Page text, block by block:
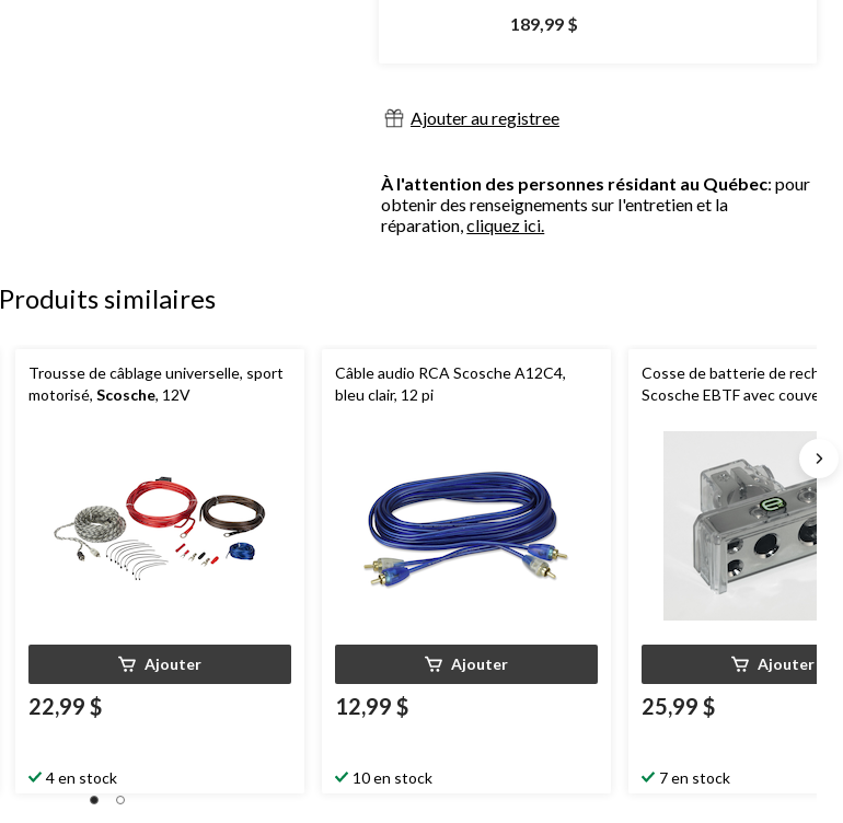
189,99 $
Ajouter au registree
À l'attention des personnes résidant au Québec: pour
obtenir des renseignements sur l'entretien et la
réparation,cliquez ici.
Produits similaires
Trousse de câblage universelle, sport
motorisé, Scosche, 12V
Ajouter
22,99 $
4 en stock
Câble audio RCA Scosche A12C4,
bleu clair, 12 pi
Ajouter
12,99 $
10 en stock
Cosse de batterie de
Scosche EBTF avec
Ajouter
25,99 $
7 en stock